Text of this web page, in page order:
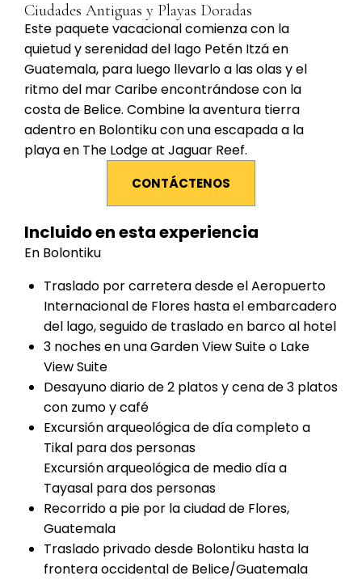
Ciudades Antiguas y Playas Doradas
Este paquete vacacional comienza con la
quietud y serenidad del lago Petén Itzá en
Guatemala, para luego llevarlo a las olas y el
ritmo del mar Caribe encontrándose con la
costa de Belice. Combine la aventura tierra
adentro en Bolontiku con una escapada a la
playa en The Lodge at Jaguar Reef.
CONTÁCTENOS
Incluido en esta experiencia
En Bolontiku
Traslado por carretera desde el Aeropuerto
Internacional de Flores hasta el embarcadero
del lago, seguido de traslado en barco al hotel
3 noches en una Garden View Suite o Lake
View Suite
Desayuno diario de 2 platos y cena de 3 platos
con zumo y café
Excursión arqueológica de día completo a
Tikal para dos personas
Excursión arqueológica de medio día a
Tayasal para dos personas
Recorrido a pie por la ciudad de Flores,
Guatemala
Traslado privado desde Bolontiku hasta la
frontera occidental de Belice/Guatemala